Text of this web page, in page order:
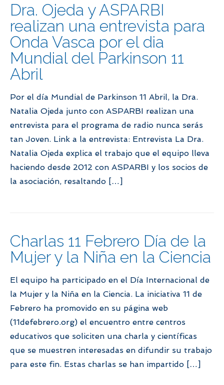
Dra. Ojeda y ASPARBI
realizan una entrevista para
Onda Vasca por el dia
Mundial del Parkinson 11
Abril
Por el día Mundial de Parkinson 11 Abril, la Dra.
Natalia Ojeda junto con ASPARBI realizan una
entrevista para el programa de radio nunca serás
tan Joven. Link a la entrevista: Entrevista La Dra.
Natalia Ojeda explica el trabajo que el equipo lleva
haciendo desde 2012 con ASPARBI y los socios de
la asociación, resaltando […]
Charlas 11 Febrero Día de la
Mujer y la Niña en la Ciencia
El equipo ha participado en el Día Internacional de
la Mujer y la Niña en la Ciencia. La iniciativa 11 de
Febrero ha promovido en su página web
(11defebrero.org) el encuentro entre centros
educativos que soliciten una charla y científicas
que se muestren interesadas en difundir su trabajo
para este fin. Estas charlas se han impartido […]